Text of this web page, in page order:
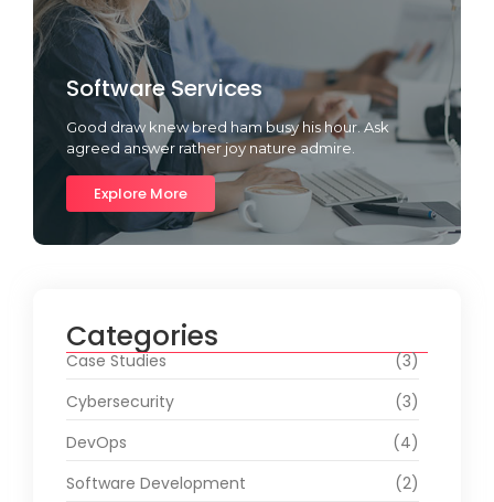
Software Services
Good draw knew bred ham busy his hour. Ask
agreed answer rather joy nature admire.
Explore More
Categories
Case Studies
(3)
Cybersecurity
(3)
DevOps
(4)
Software Development
(2)